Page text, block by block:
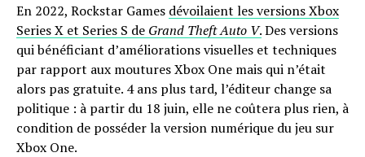
En 2022, Rockstar Games dévoilaient les versions Xbox
Series X et Series S de Grand Theft Auto V.Des versions
qui bénéficiant d’améliorations visuelles et techniques
par rapport aux moutures Xbox One mais qui n’était
alors pas gratuite. 4 ans plus tard, l’éditeur change sa
politique : à partir du 18 juin, elle ne coûtera plus rien, à
condition de posséder la version numérique du jeu sur
Xbox One.